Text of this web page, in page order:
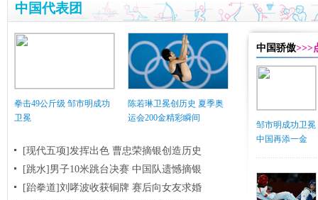
中国代表团
拳击49公斤级 邹市明成功
卫冕
陈若琳卫冕创历史 夏季奥
运会200金精彩瞬间
[现代五项]发挥出色 曹忠荣摘银创造历史
[跳水]男子10米跳台决赛 中国队遗憾摘银
[跆拳道]刘哮波收获铜牌 赛后向女友求婚
中国骄傲>>>
邹市明成功卫冕
中国再添一金